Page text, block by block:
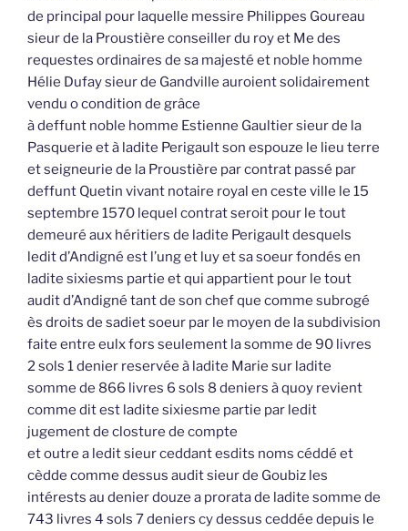
de principal pour laquelle messire Philippes Goureau
sieur de la Proustière conseiller du roy et Me des
requestes ordinaires de sa majesté et noble homme
Hélie Dufay sieur de Gandville auroient solidairement
vendu o condition de grâce
à deffunt noble homme Estienne Gaultier sieur de la
Pasquerie et à ladite Perigault son espouze le lieu terre
et seigneurie de la Proustière par contrat passé par
deffunt Quetin vivant notaire royal en ceste ville le 15
septembre 1570 lequel contrat seroit pour le tout
demeuré aux héritiers de ladite Perigault desquels
ledit d’Andigné est l’ung et luy et sa soeur fondés en
ladite sixiesms partie et qui appartient pour le tout
audit d’Andigné tant de son chef que comme subrogé
ès droits de sadiet soeur par le moyen de la subdivision
faite entre eulx fors seulement la somme de 90 livres
2 sols 1 denier reservée à ladite Marie sur ladite
somme de 866 livres 6 sols 8 deniers à quoy revient
comme dit est ladite sixiesme partie par ledit
jugement de closture de compte
et outre a ledit sieur ceddant esdits noms céddé et
cèdde comme dessus audit sieur de Goubiz les
intérests au denier douze a prorata de ladite somme de
743 livres 4 sols 7 deniers cy dessus ceddée depuis le